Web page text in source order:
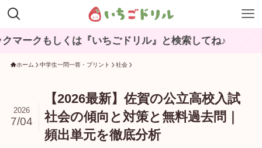
くは『いちごドリル』と検索してね♪
ホーム 中学生一問一答・プリント 社会
【2026最新】佐賀の公立高校入試
社会の傾向と対策と無料過去問｜
頻出単元を徹底分析
2026
7/04